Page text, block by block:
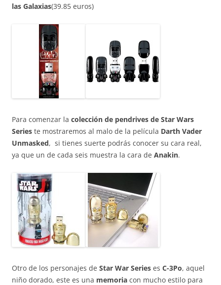
las Galaxias(39.85 euros)
Para comenzar la colección de pendrives de Star Wars
Series te mostraremos al malo de la película Darth Vader
Unmasked, si tienes suerte podrás conocer su cara real,
ya que un de cada seis muestra la cara de Anakin.
Otro de los personajes de Star War Series es C-3Po, aquel
niño dorado, este es una memoria con mucho estilo para